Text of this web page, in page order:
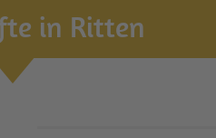
in Ritten